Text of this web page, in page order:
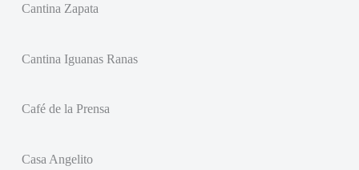
Cantina Zapata
Cantina Iguanas Ranas
Café de la Prensa
Casa Angelito